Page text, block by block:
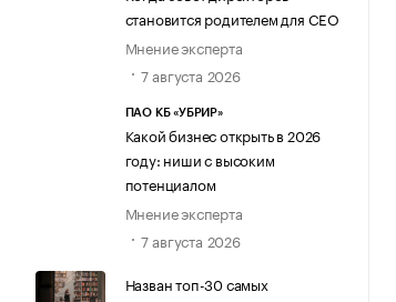
становится родителем для CEO
Мнение эксперта
7 августа 2026
ПАО КБ «УБРИР»
Какой бизнес открыть в 2026
году: ниши с высоким
потенциалом
Мнение эксперта
7 августа 2026
Назван топ-30 самых